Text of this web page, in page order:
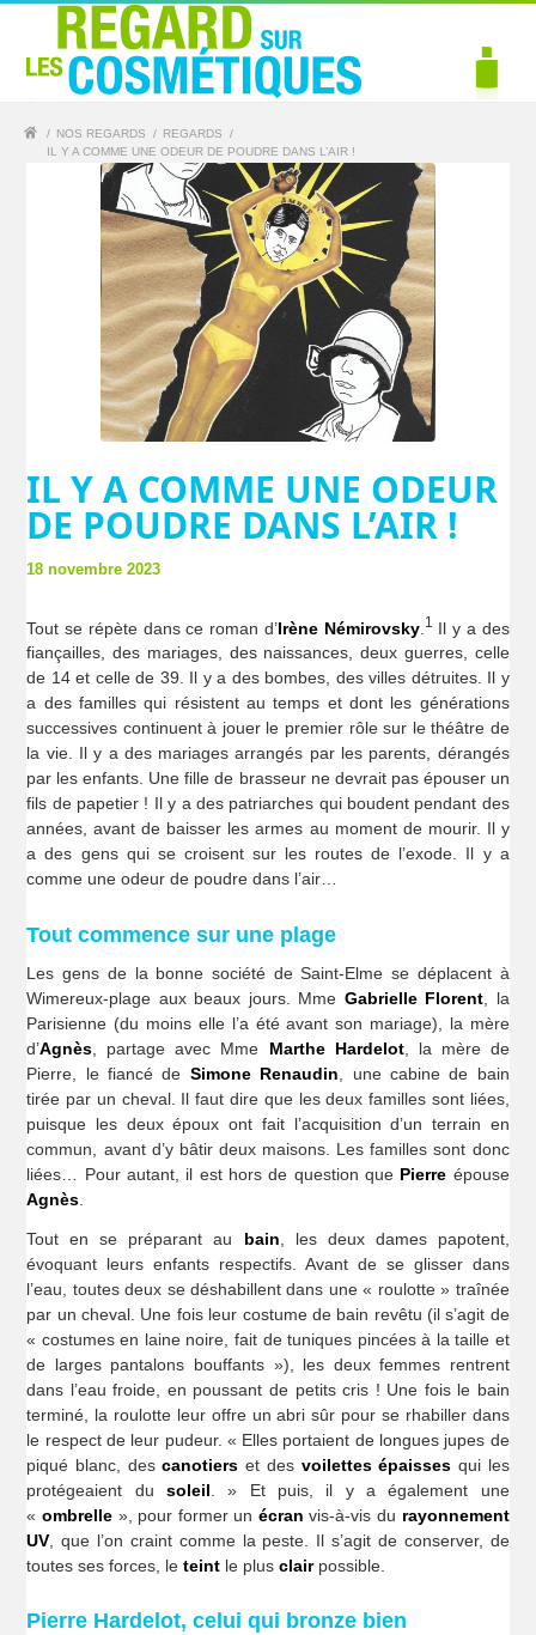
/ NOS REGARDS / REGARDS
/
IL Y A COMME UNE ODEUR DE POUDRE DANS L’AIR !
IL Y A COMME UNE ODEUR
DE POUDRE DANS L’AIR !
18 novembre 2023
Tout se répète dans ce roman d’Irène Némirovsky. 1
Il y a des
fiançailles, des mariages, des naissances, deux guerres, celle
de 14 et celle de 39. Il y a des bombes, des villes détruites. Il y
a des familles qui résistent au temps et dont les générations
successives continuent à jouer le premier rôle sur le théâtre de
la vie. Il y a des mariages arrangés par les parents, dérangés
par les enfants. Une fille de brasseur ne devrait pas épouser un
fils de papetier ! Il y a des patriarches qui boudent pendant des
années, avant de baisser les armes au moment de mourir. Il y
a des gens qui se croisent sur les routes de l’exode. Il y a
comme une odeur de poudre dans l’air…
Tout commence sur une plage
Les gens de la bonne société de Saint-Elme se déplacent à
Wimereux-plage aux beaux jours. Mme Gabrielle Florent , la
Parisienne (du moins elle l’a été avant son mariage), la mère
d’Agnès , partage avec Mme Marthe Hardelot, la mère de
Pierre, le fiancé de Simone Renaudin , une cabine de bain
tirée par un cheval. Il faut dire que les deux familles sont liées,
puisque les deux époux ont fait l’acquisition d’un terrain en
commun, avant d’y bâtir deux maisons. Les familles sont donc
liées… Pour autant, il est hors de question que Pierre épouse
Agnès
Tout en se préparant au bain , les deux dames papotent,
évoquant leurs enfants respectifs. Avant de se glisser dans
l’eau, toutes deux se déshabillent dans une « roulotte » traînée
par un cheval. Une fois leur costume de bain revêtu (il s’agit de
« costumes en laine noire, fait de tuniques pincées à la taille et
de larges pantalons bouffants »), les deux femmes rentrent
dans l’eau froide, en poussant de petits cris ! Une fois le bain
terminé, la roulotte leur offre un abri sûr pour se rhabiller dans
le respect de leur pudeur. « Elles portaient de longues jupes de
piqué blanc, descanotiers et des voilettes épaisses qui les
protégeaient dusoleil . » Et puis, il y a également une
« ombrelle», pour former un écran vis-à-vis du rayonnement
UV , que l’on craint comme la peste. Il s’agit de conserver, de
toutes ses forces, leteint le plusclairpossible.
Pierre Hardelot, celui qui bronze bien